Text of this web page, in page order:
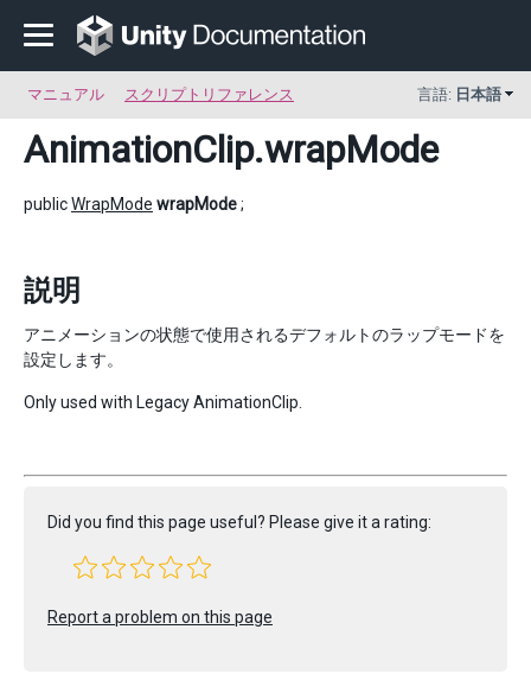
マニュアル スクリプトリファレンス 言語: 日本語
AnimationClip.wrapMode
publicWrapMode wrapMode;
説明
アニメーションの状態で使用されるデフォルトのラップモードを
設定します。
Only used with Legacy AnimationClip.
Did you find this page useful? Please give it a rating:
Report a problem on this page